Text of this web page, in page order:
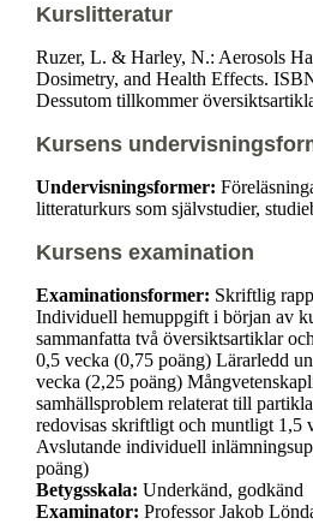
Kurslitteratur
Ruzer, L. & Harley, N.: Aerosols
Dosimetry, and Health Effects.
Dessutom tillkommer
Kursens
Undervisningsformer:
litteraturkurs som självstudier,
Kursens examination
Examinationsformer: Skriftlig
Individuell hemuppgift i början av
sammanfatta två översiktsartiklar
0,5 vecka (0,75 poäng) Lärarledd
vecka (2,25 poäng)
samhällsproblem relaterat till
redovisas skriftligt och muntligt 1,5
Avslutande individuell
poäng)
Betygsskala: Underkänd, godkänd
Examinator: Professor Jakob